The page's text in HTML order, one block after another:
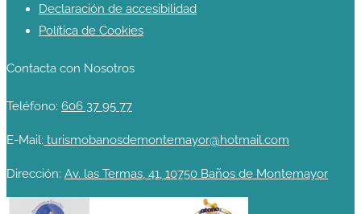
Declaración de accesibilidad
Política de Cookies
Contacta con Nosotros
Teléfono: 606 37 95 77
E-Mail: turismobanosdemontemayor@hotmail.com
Dirección: Av. las Termas, 41, 10750 Baños de Montemayor